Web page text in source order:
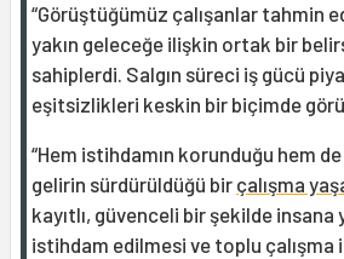
“Görüştüğümüz çalışanlar tahmin
yakın geleceğe ilişkin ortak bir
sahiplerdi. Salgın süreci iş gücü
eşitsizlikleri keskin bir biçimde
“Hem istihdamın korunduğu hem
gelirin sürdürüldüğü bir çalışma
kayıtlı, güvenceli bir şekilde insana
istihdam edilmesi ve toplu çalışma